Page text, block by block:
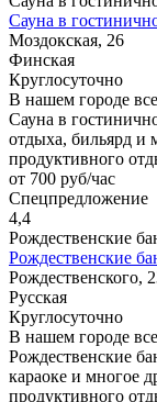
Сауна в
Моздокская, 26
Финская
Круглосуточно
В нашем городе
Сауна в
отдыха, бильярд и
продуктивного
от 700 руб/час
Спецпредложение
4,4
Рождественские
Рождественские
Рождественского,
Русская
Круглосуточно
В нашем городе
Рождественские
караоке и многое
продуктивного